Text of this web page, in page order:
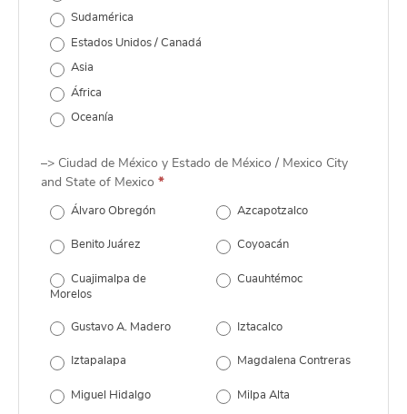
Sudamérica
Estados Unidos / Canadá
Asia
África
Oceanía
–> Ciudad de México y Estado de México / Mexico City
and State of Mexico *
Álvaro Obregón Azcapotzalco
Benito Juárez Coyoacán
Cuajimalpa de
Morelos
Cuauhtémoc
Gustavo A. Madero Iztacalco
Iztapalapa Magdalena Contreras
Miguel Hidalgo Milpa Alta